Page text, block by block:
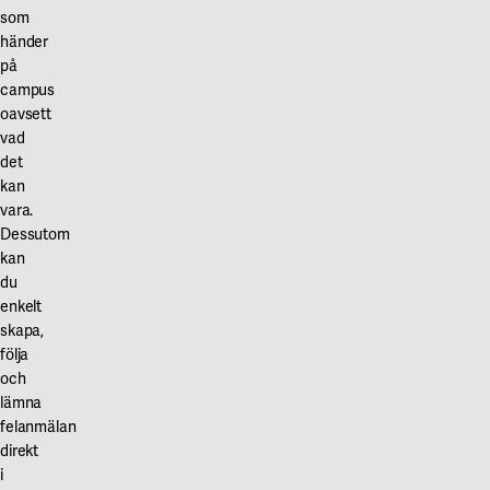
Karlstad
Gävle
Skövde
Högskolan i Skövde
Högskolan i Borås
Innovation och forskningssamverkan
som
händer
på
campus
oavsett
vad
det
kan
vara.
Dessutom
kan
du
enkelt
skapa,
följa
och
lämna
felanmälan
direkt
i